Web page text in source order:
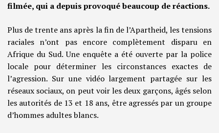
filmée, qui a depuis provoqué beaucoup de réactions.
Plus de trente ans après la fin de l’Apartheid, les tensions
raciales n’ont pas encore complètement disparu en
Afrique du Sud. Une enquête a été ouverte par la police
locale pour déterminer les circonstances exactes de
l’agression. Sur une vidéo largement partagée sur les
réseaux sociaux, on peut voir les deux garçons, âgés selon
les autorités de 13 et 18 ans, être agressés par un groupe
d’hommes adultes blancs.